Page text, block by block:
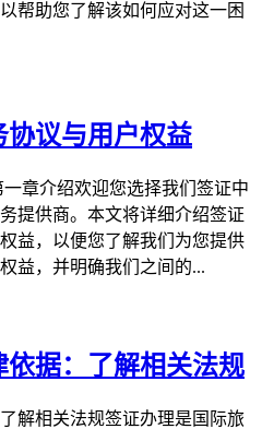
帮助您了解该如何应对这一困
议与用户权益
章介绍欢迎您选择我们签证中
提供商。本文将详细介绍签证
益，以便您了解我们为您提供
益，并明确我们之间的...
据：了解相关法规
解相关法规签证办理是国际旅